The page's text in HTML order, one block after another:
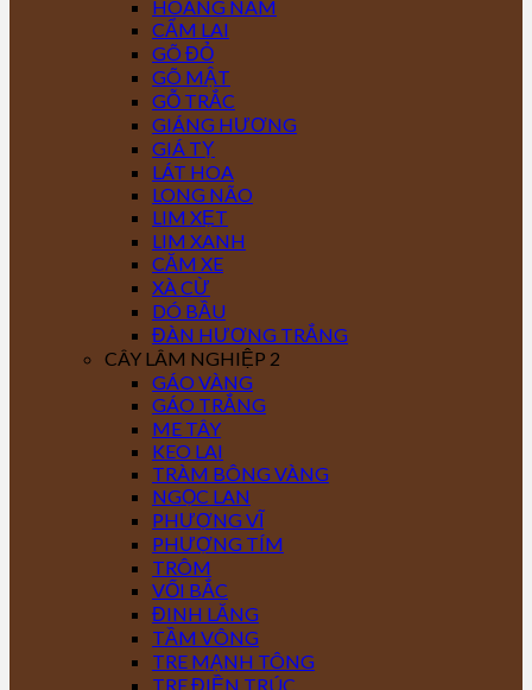
HOÀNG NAM
CẨM LAI
GÕ ĐỎ
GÕ MẬT
GỖ TRẮC
GIÁNG HƯƠNG
GIÁ TỴ
LÁT HOA
LONG NÃO
LIM XẸT
LIM XANH
CĂM XE
XÀ CỪ
DÓ BẦU
ĐÀN HƯƠNG TRẮNG
CÂY LÂM NGHIỆP 2
GÁO VÀNG
GÁO TRẮNG
ME TÂY
KEO LAI
TRÀM BÔNG VÀNG
NGỌC LAN
PHƯỢNG VĨ
PHƯỢNG TÍM
TRÔM
VỐI BẮC
ĐINH LĂNG
TẦM VÔNG
TRE MẠNH TÔNG
TRE ĐIỀN TRÚC